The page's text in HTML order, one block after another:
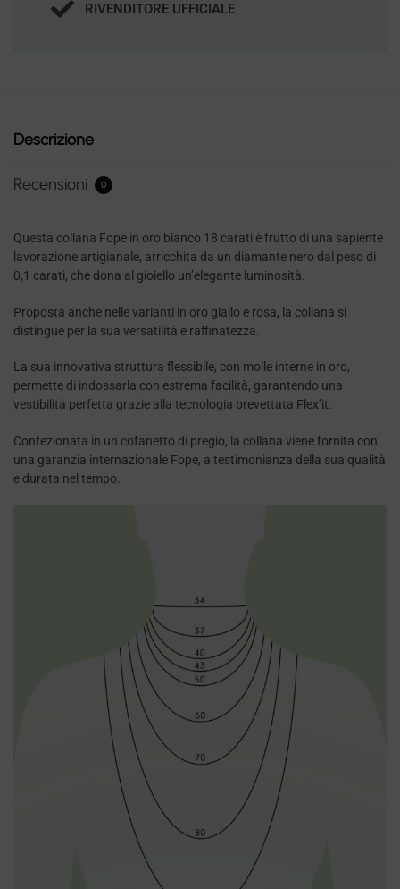
RIVENDITORE UFFICIALE
Descrizione
Recensioni 0
Questa collana Fope in oro bianco 18 carati è frutto di una sapiente
lavorazione artigianale, arricchita da un diamante nero dal peso di
0,1 carati, che dona al gioiello un’elegante luminosità.
Proposta anche nelle varianti in oro giallo e rosa, la collana si
distingue per la sua versatilità e raffinatezza.
La sua innovativa struttura flessibile, con molle interne in oro,
permette di indossarla con estrema facilità, garantendo una
vestibilità perfetta grazie alla tecnologia brevettata Flex’it.
Confezionata in un cofanetto di pregio, la collana viene fornita con
una garanzia internazionale Fope, a testimonianza della sua qualità
e durata nel tempo.